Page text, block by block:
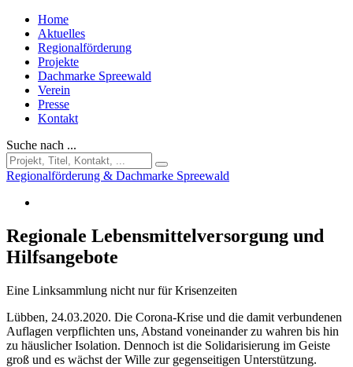
Home
Aktuelles
Regionalförderung
Projekte
Dachmarke Spreewald
Verein
Presse
Kontakt
Suche nach ...
Regionalförderung & Dachmarke Spreewald
Regionale Lebensmittelversorgung und
Hilfsangebote
Eine Linksammlung nicht nur für Krisenzeiten
Lübben, 24.03.2020. Die Corona-Krise und die damit verbundenen
Auflagen verpflichten uns, Abstand voneinander zu wahren bis hin
zu häuslicher Isolation. Dennoch ist die Solidarisierung im Geiste
groß und es wächst der Wille zur gegenseitigen Unterstützung.